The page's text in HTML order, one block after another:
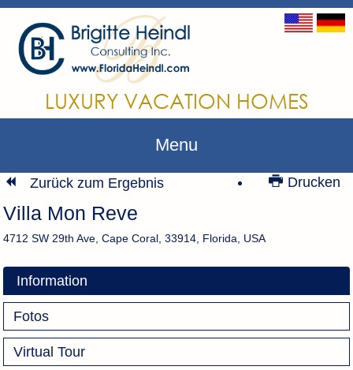
LUXURY VACATION HOMES
Menu
Drucken
Zurück zum Ergebnis
Villa Mon Reve
4712 SW 29th Ave, Cape Coral, 33914, Florida, USA
Information
Fotos
Virtual Tour